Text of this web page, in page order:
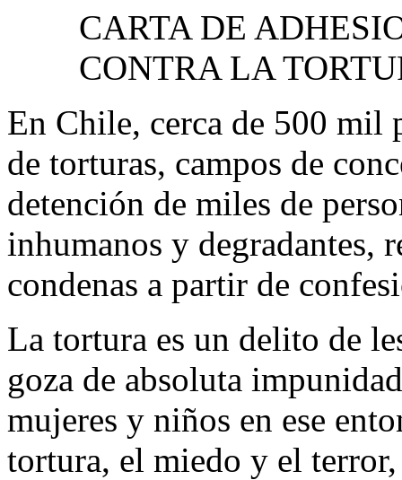
CARTA DE
CONTRA LA
En Chile, cerca de 500 mil
de torturas, campos de
detención de miles de
inhumanos y degradantes,
condenas a partir de
La tortura es un delito de
goza de absoluta
mujeres y niños en ese
tortura, el miedo y el